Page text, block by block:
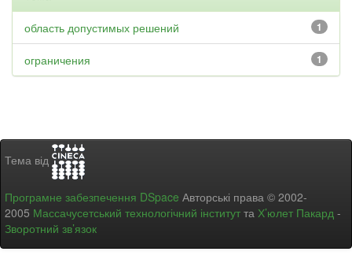
1
область допустимых решений
1
ограничения
Тема від
Програмне забезпечення DSpace Авторські права © 2002-
2005 Массачусетський технологічний інститут та Х’юлет Пакард -
Зворотний зв’язок